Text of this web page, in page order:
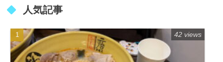
人気記事
42 views